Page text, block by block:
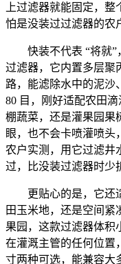
上过滤器就能固定，
怕是没装过过滤器的农
快装不代表 “将就
过滤器，它内置多层聚
路，能滤除水中的泥沙
80 目，刚好适配农田
棚蔬菜，还是灌果园果
眼，也不会卡喷灌喷头
农户实测，用它过滤井
过，比没装过滤器时少
更贴心的是，它还
田玉米地，还是空间紧
果园，这款过滤器体积
在灌溉主管的任何位置
寸两种可选，能兼容大